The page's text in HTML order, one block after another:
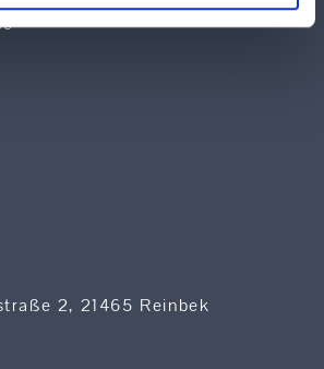
2, 21465 Reinbek